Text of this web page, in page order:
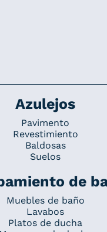
Azulejos
Pavimento
Revestimiento
Baldosas
Suelos
de
Muebles de baño
Lavabos
Platos de ducha